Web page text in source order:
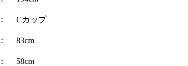
Cカップ
83cm
58cm